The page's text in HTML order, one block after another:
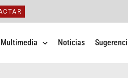
Multimedia Noticias